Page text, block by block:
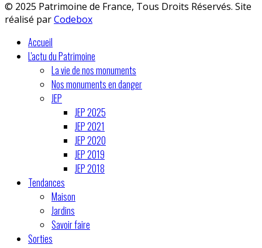
© 2025 Patrimoine de France, Tous Droits Réservés. Site
réalisé parCodebox
Accueil
L'actu du Patrimoine
La vie de nos monuments
Nos monuments en danger
JEP
JEP 2025
JEP 2021
JEP 2020
JEP 2019
JEP 2018
Tendances
Maison
Jardins
Savoir faire
Sorties